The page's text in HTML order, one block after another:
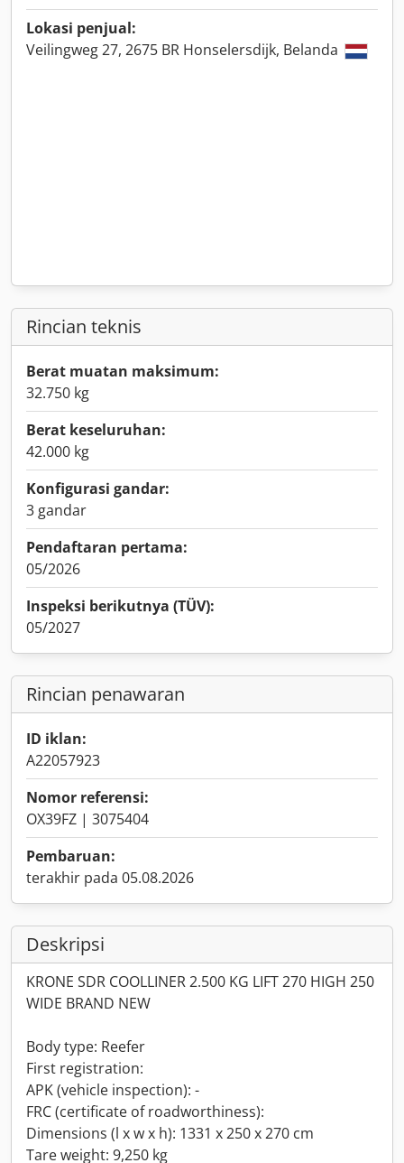
Lokasi penjual:
Veilingweg 27, 2675 BR Honselersdijk, Belanda
Rincian teknis
Berat muatan maksimum:
32.750 kg
Berat keseluruhan:
42.000 kg
Konfigurasi gandar:
3 gandar
Pendaftaran pertama:
05/2026
Inspeksi berikutnya (TÜV):
05/2027
Rincian penawaran
ID iklan:
A22057923
Nomor referensi:
OX39FZ | 3075404
Pembaruan:
terakhir pada 05.08.2026
Deskripsi
KRONE SDR COOLLINER 2.500 KG LIFT 270 HIGH 250
WIDE BRAND NEW
Body type: Reefer
First registration:
APK (vehicle inspection): -
FRC (certificate of roadworthiness):
Dimensions (l x w x h): 1331 x 250 x 270 cm
Tare weight: 9,250 kg